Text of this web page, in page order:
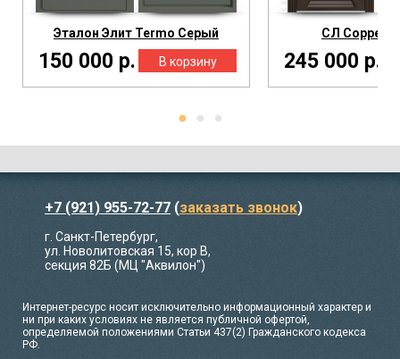
Эталон Элит Termo Серый
150 000 р.
СЛ
245 000 р.
+7 (921) 955-72-77 (заказать звонок)
г. Санкт-Петербург,
ул. Новолитовская 15, кор В,
секция 82Б (МЦ "Аквилон")
Интернет-ресурс носит исключительно информационный характер и
ни при каких условиях не является публичной офертой,
определяемой положениями Статьи 437(2) Гражданского кодекса
РФ.